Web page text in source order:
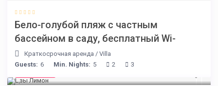
Бело-голубой пляж с частным
бассейном в саду, бесплатный Wi-
Краткосрочная аренда /Villa
Guests: 6 Min. Nights: 5 2 3